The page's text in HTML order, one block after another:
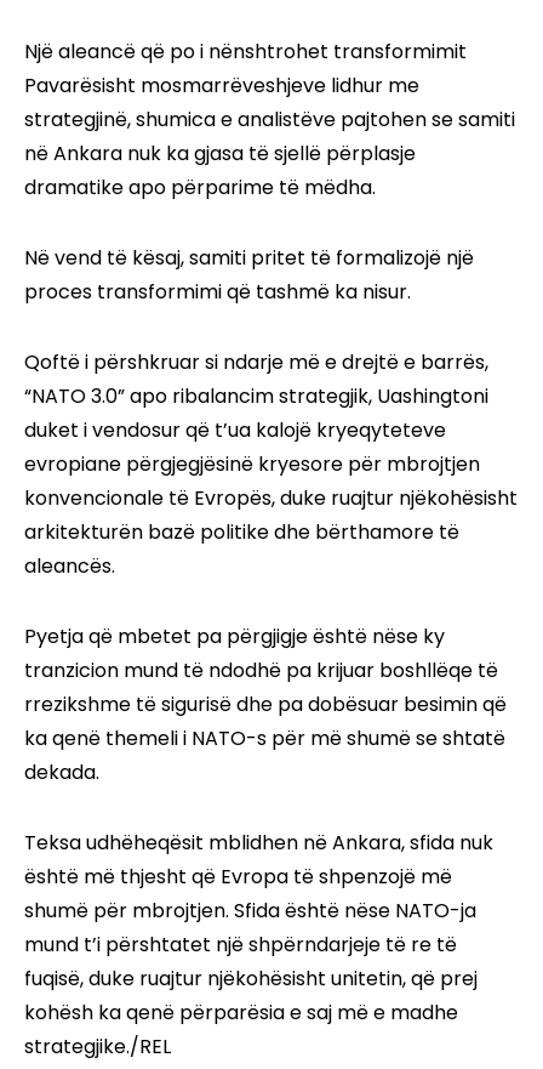
Një aleancë që po i nënshtrohet transformimit
Pavarësisht mosmarrëveshjeve lidhur me
strategjinë, shumica e analistëve pajtohen se samiti
në Ankara nuk ka gjasa të sjellë përplasje
dramatike apo përparime të mëdha.
Në vend të kësaj, samiti pritet të formalizojë një
proces transformimi që tashmë ka nisur.
Qoftë i përshkruar si ndarje më e drejtë e barrës,
“NATO 3.0” apo ribalancim strategjik, Uashingtoni
duket i vendosur që t’ua kalojë kryeqyteteve
evropiane përgjegjësinë kryesore për mbrojtjen
konvencionale të Evropës, duke ruajtur njëkohësisht
arkitekturën bazë politike dhe bërthamore të
aleancës.
Pyetja që mbetet pa përgjigje është nëse ky
tranzicion mund të ndodhë pa krijuar boshllëqe të
rrezikshme të sigurisë dhe pa dobësuar besimin që
ka qenë themeli i NATO-s për më shumë se shtatë
dekada.
Teksa udhëheqësit mblidhen në Ankara, sfida nuk
është më thjesht që Evropa të shpenzojë më
shumë për mbrojtjen. Sfida është nëse NATO-ja
mund t’i përshtatet një shpërndarjeje të re të
fuqisë, duke ruajtur njëkohësisht unitetin, që prej
kohësh ka qenë përparësia e saj më e madhe
strategjike./REL